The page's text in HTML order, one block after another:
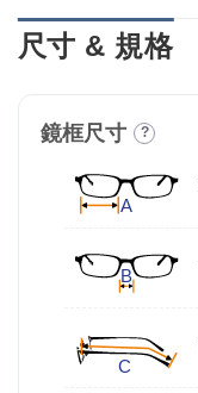
尺寸 & 規格
鏡框尺寸 ?